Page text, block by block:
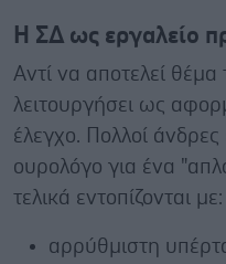
Η ΣΔ ως εργαλείο
Αντί να αποτελεί
λειτουργήσει ως
έλεγχο. Πολλοί άνδρες
ουρολόγο για ένα
τελικά εντοπίζονται με:
αρρύθμιστη